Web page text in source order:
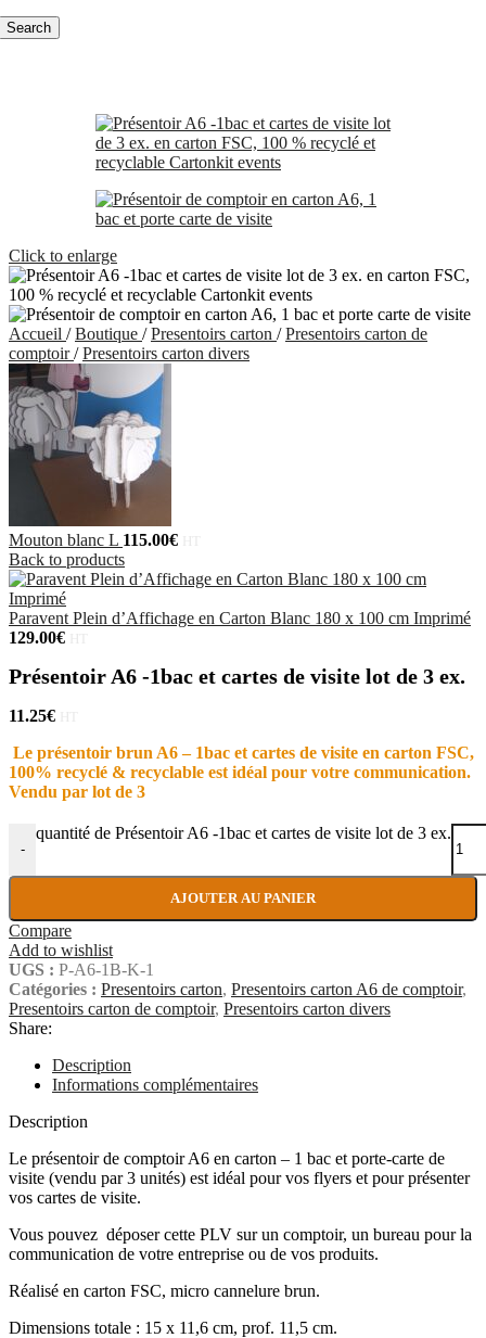
Search
Click to enlarge
Accueil / Boutique / Presentoirs carton / Presentoirs carton de
comptoir/ Presentoirs carton divers
Mouton blanc L 115.00€
Back to products
Paravent Plein d’Affichage en Carton Blanc 180 x 100 cm Imprimé
129.00€
Présentoir A6 -1bac et cartes de visite lot de 3 ex.
11.25€
Le présentoir brun A6 – 1bac et cartes de visite en carton FSC,
100% recyclé & recyclable est idéal pour votre communication.
Vendu par lot de 3
-
quantité de Présentoir A6 -1bac et cartes de visite lot de 3 ex.
AJOUTER AU PANIER
Compare
Add to wishlist
UGS : P-A6-1B-K-1
Catégories : Presentoirs carton, Presentoirs carton A6 de comptoir,
Presentoirs carton de comptoir, Presentoirs carton divers
Share:
Description
Informations complémentaires
Description
Le présentoir de comptoir A6 en carton – 1 bac et porte-carte de
visite (vendu par 3 unités) est idéal pour vos flyers et pour présenter
vos cartes de visite.
Vous pouvez déposer cette PLV sur un comptoir, un bureau pour la
communication de votre entreprise ou de vos produits.
Réalisé en carton FSC, micro cannelure brun.
Dimensions totale : 15 x 11,6 cm, prof. 11,5 cm.